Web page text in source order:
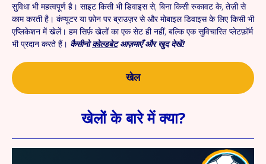
सुविधा भी महत्वपूर्ण है। साइट किसी भी डिवाइस से, बिना किसी रुकावट के, तेज़ी से
काम करती है। कंप्यूटर या फ़ोन पर ब्राउज़र से और मोबाइल डिवाइस के लिए किसी भी
एप्लिकेशन में खेलें। हम सिर्फ़ खेलों का एक सेट ही नहीं, बल्कि एक सुविचारित प्लेटफ़ॉर्म
भी प्रदान करते हैं। कैसीनोकोल्डबेटआज़माएँ और खुद देखें!
खेल
खेलों के बारे में क्या?